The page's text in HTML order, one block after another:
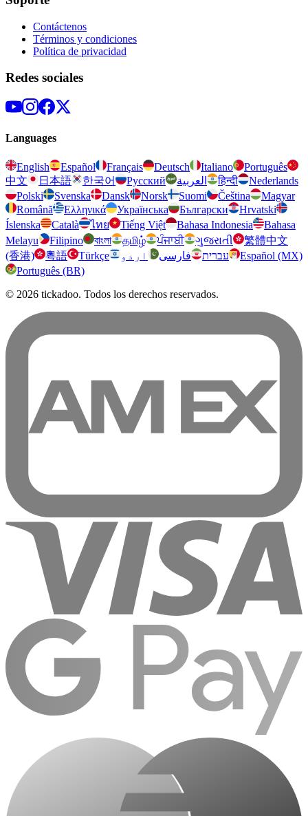
Contáctenos
Términos y condiciones
Política de privacidad
Redes sociales
Languages
English Español Français Deutsch Italiano
Português
中文
日本語 한국어 Русский العربية हिन्दी
Nederlands
Polski
Svenska Dansk Norsk Suomi Čeština
Magyar
Română
Ελληνικά Українська Български
Hrvatski
Íslenska
Català ไทย Tiếng Việt Bahasa Indonesia
Bahasa
Melayu
Filipino বাংলা தமிழ் ਪੰਜਾਬੀ ગુજરાતી
繁體中文
(香港)
粵語 Türkçe עברית فارسی اردو
Español (MX)
Português (BR)
© 2026 tickadoo. Todos los derechos reservados.